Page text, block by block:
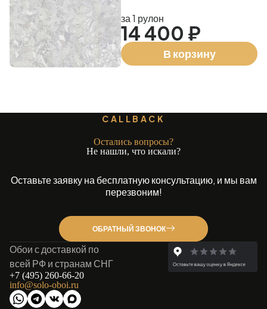
за 1 рулон
14 400 ₽
В корзину
CALLBACK
Остались вопросы?
Не нашли, что искали?
Оставьте заявку на бесплатную консультацию, и мы вам
перезвоним!
ОБРАТНЫЙ ЗВОНОК
Обои с доставкой по
всей РФ и странам СНГ
+7 (495) 260-66-20
info@solo-oboi.ru